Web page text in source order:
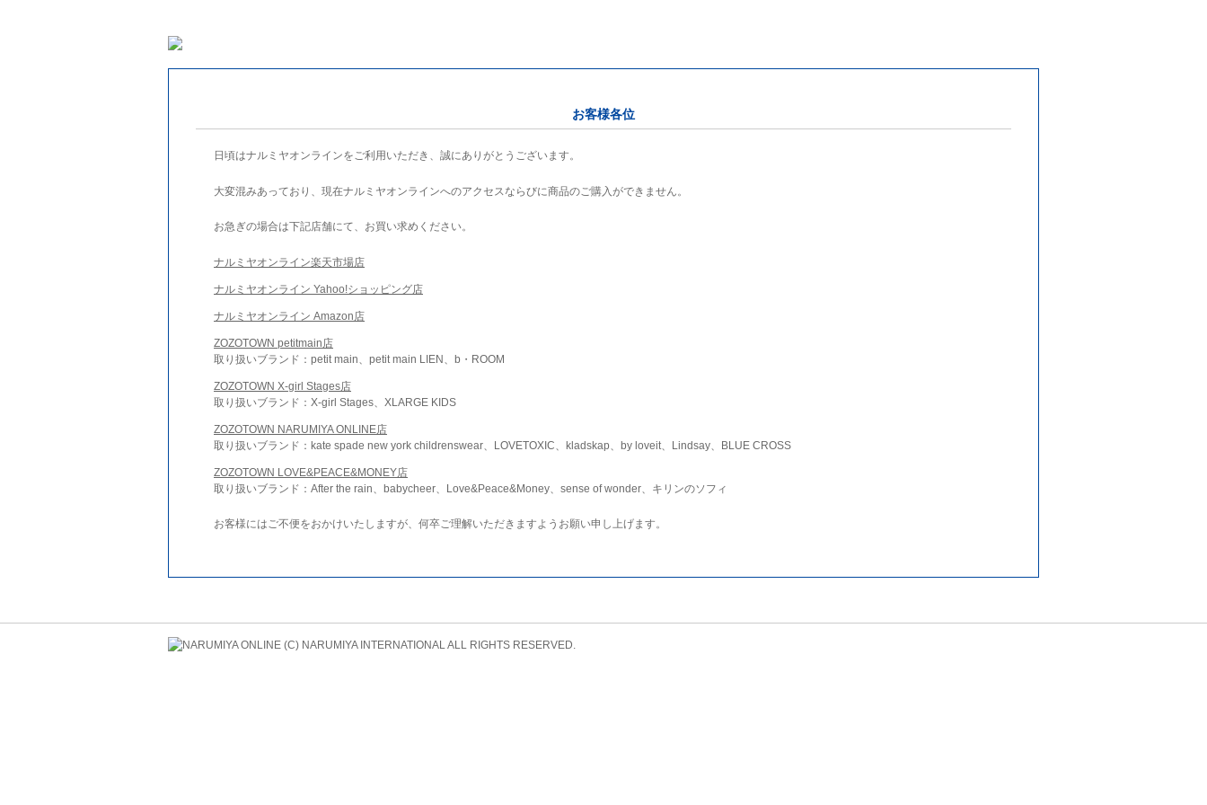
お客様各位
日頃はナルミヤオンラインをご利用いただき、誠にありがとうございます。
大変混みあっており、現在ナルミヤオンラインへのアクセスならびに商品のご購入ができません。
お急ぎの場合は下記店舗にて、お買い求めください。
ナルミヤオンライン楽天市場店
ナルミヤオンライン Yahoo!ショッピング店
ナルミヤオンライン Amazon店
ZOZOTOWN petitmain店
取り扱いブランド：petit main、petit main LIEN、b・ROOM
ZOZOTOWN X-girl Stages店
取り扱いブランド：X-girl Stages、XLARGE KIDS
ZOZOTOWN NARUMIYA ONLINE店
取り扱いブランド：kate spade new york childrenswear、LOVETOXIC、kladskap、by loveit、Lindsay、BLUE CROSS
ZOZOTOWN LOVE&PEACE&MONEY店
取り扱いブランド：After the rain、babycheer、Love&Peace&Money、sense of wonder、キリンのソフィ
お客様にはご不便をおかけいたしますが、何卒ご理解いただきますようお願い申し上げます。